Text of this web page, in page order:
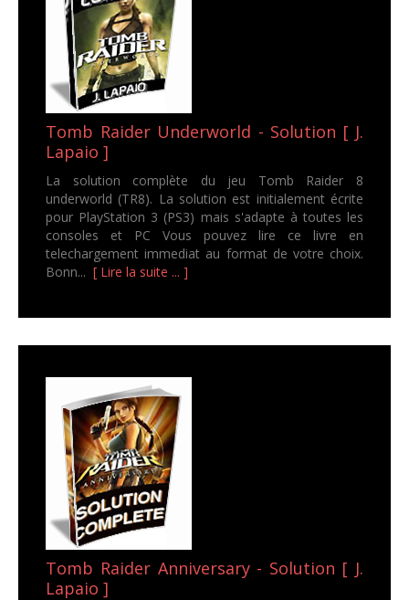
Tomb Raider Underworld - Solution [ J.
Lapaio ]
La solution complète du jeu Tomb Raider 8
underworld (TR8). La solution est initialement écrite
pour PlayStation 3 (PS3) mais s'adapte à toutes les
consoles et PC Vous pouvez lire ce livre en
telechargement immediat au format de votre choix.
Bonn... [ Lire la suite ... ]
Tomb Raider Anniversary - Solution [ J.
Lapaio ]